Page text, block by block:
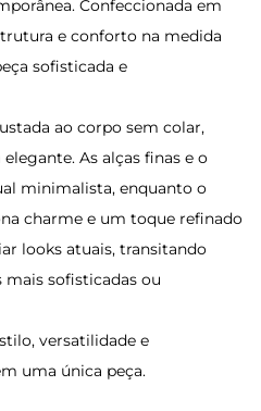
Confeccionada em
e conforto na medida
sofisticada e
ao corpo sem colar,
As alças finas e o
minimalista, enquanto o
charme e um toque refinado
looks atuais, transitando
sofisticadas ou
versatilidade e
uma única peça.